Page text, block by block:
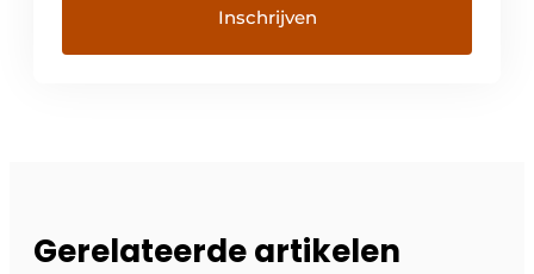
Gerelateerde artikelen